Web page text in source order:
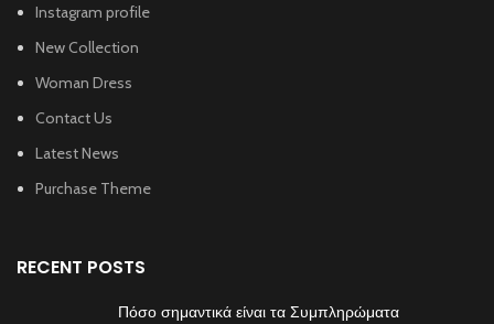
Instagram profile
New Collection
Woman Dress
Contact Us
Latest News
Purchase Theme
RECENT POSTS
Πόσο σημαντικά είναι τα Συμπληρώματα